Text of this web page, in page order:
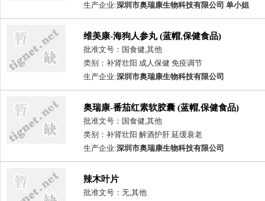
生产企业:深圳市奥瑞康生物科技有限公司 单小姐
维美康-海狗人参丸 (蓝帽,保健食品)
批准文号：国食健,其他
类别：补肾壮阳 成人保健 免疫调节
生产企业:深圳市奥瑞康生物科技有限公司
奥瑞康-番茄红素软胶囊 (蓝帽,保健食品)
批准文号：国食健,其他
类别：补肾壮阳 解酒护肝 延缓衰老
生产企业:深圳市奥瑞康生物科技有限公司
辣木叶片
批准文号：无,其他